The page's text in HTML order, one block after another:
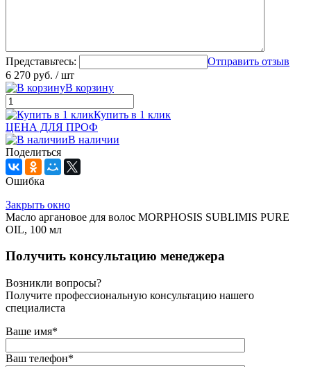
Представьтесь:
Отправить отзыв
6 270 руб. / шт
В корзину
Купить в 1 клик
ЦЕНА ДЛЯ ПРОФ
В наличии
Поделиться
Ошибка
Закрыть окно
Масло аргановое для волос MORPHOSIS SUBLIMIS PURE
OIL, 100 мл
Получить консультацию менеджера
Возникли вопросы?
Получите профессиональную консультацию нашего
специалиста
Ваше имя*
Ваш телефон*